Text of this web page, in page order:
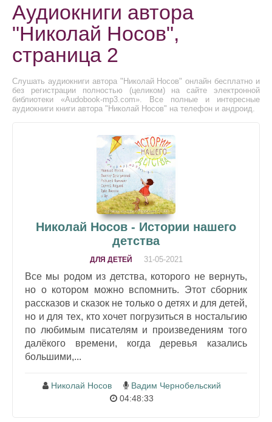
Аудиокниги автора
"Николай Носов",
страница 2
Слушать аудиокниги автора "Николай Носов" онлайн бесплатно и
без регистрации полностью (целиком) на сайте электронной
библиотеки «Audobook-mp3.com». Все полные и интересные
аудиокниги книги автора "Николай Носов" на телефон и андроид.
Николай Носов - Истории нашего
детства
ДЛЯ ДЕТЕЙ 31-05-2021
Все мы родом из детства, которого не вернуть,
но о котором можно вспомнить. Этот сборник
рассказов и сказок не только о детях и для детей,
но и для тех, кто хочет погрузиться в ностальгию
по любимым писателям и произведениям того
далёкого времени, когда деревья казались
большими,...
Николай Носов
Вадим Чернобельский
04:48:33